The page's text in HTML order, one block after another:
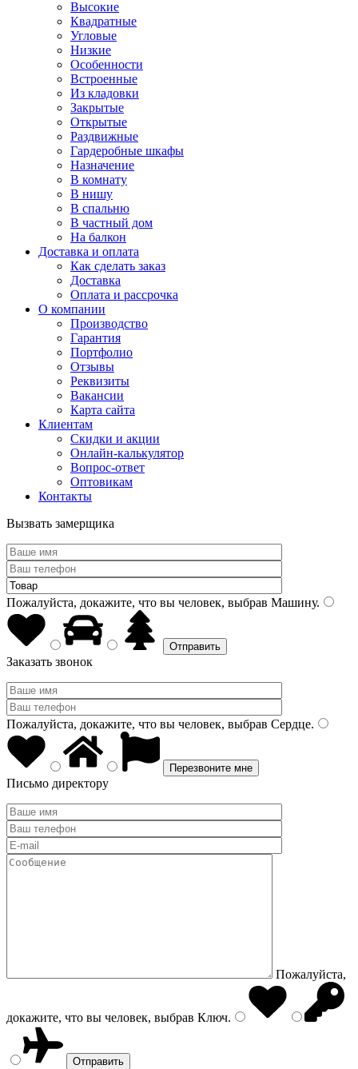
Высокие
Квадратные
Угловые
Низкие
Особенности
Встроенные
Из кладовки
Закрытые
Открытые
Раздвижные
Гардеробные шкафы
Назначение
В комнату
В нишу
В спальню
В частный дом
На балкон
Доставка и оплата
Как сделать заказ
Доставка
Оплата и рассрочка
О компании
Производство
Гарантия
Портфолио
Отзывы
Реквизиты
Вакансии
Карта сайта
Клиентам
Скидки и акции
Онлайн-калькулятор
Вопрос-ответ
Оптовикам
Контакты
Вызвать замерщика
Пожалуйста, докажите, что вы человек, выбрав Машину.
Заказать звонок
Пожалуйста, докажите, что вы человек, выбрав Сердце.
Письмо директору
Пожалуйста,
докажите, что вы человек, выбрав Ключ.